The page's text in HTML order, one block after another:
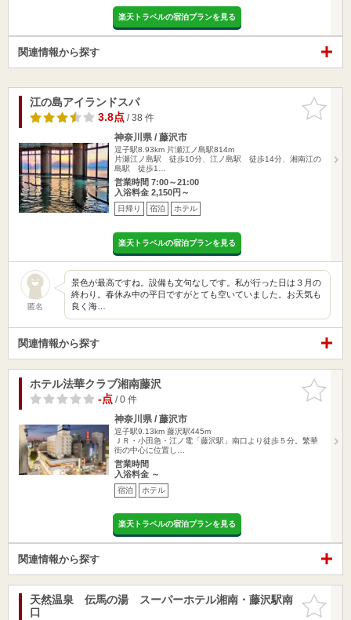
楽天トラベルの宿泊プランを見る
関連情報から探す
お気に入
りに追加
江の島アイランドスパ
3.8点/ 38 件
神奈川県 / 藤沢市
逗子駅8.93km 片瀬江ノ島駅814m
片瀬江ノ島駅 徒歩10分、江ノ島駅 徒歩14分、湘南江の
島駅 徒歩1…
営業時間 7:00～21:00
入浴料金 2,150円～
日帰り 宿泊 ホテル
楽天トラベルの宿泊プランを見る
匿名
景色が最高ですね。設備も文句なしです。私が行った日は３月の
終わり。春休み中の平日ですがとても空いていました。お天気も
良く海…
関連情報から探す
お気に入
りに追加
ホテル法華クラブ湘南藤沢
-点/ 0 件
神奈川県 / 藤沢市
逗子駅9.13km 藤沢駅445m
ＪＲ・小田急・江ノ電「藤沢駅」南口より徒歩５分。繁華
街の中心に位置し…
営業時間
入浴料金 ～
宿泊 ホテル
楽天トラベルの宿泊プランを見る
関連情報から探す
お気に入
りに追加
天然温泉 伝馬の湯 スーパーホテル湘南・藤沢駅南
口